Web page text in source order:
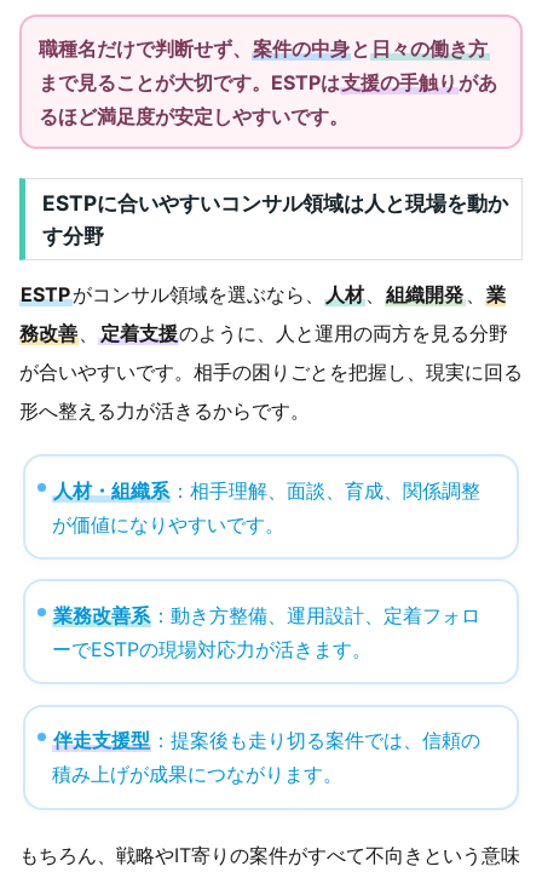
職種名だけで判断せず、 案件の中身と日々の働き方
まで見ることが大切です。ESTPは支援の手触りがあ
るほど満足度が安定しやすいです。
ESTPに合いやすいコンサル領域は人と現場を動か
す分野
ESTPがコンサル領域を選ぶなら、 人材、組織開発、 業
務改善、定着支援のように、人と運用の両方を見る分野
が合いやすいです。相手の困りごとを把握し、現実に回る
形へ整える力が活きるからです。
人材・組織系 ：相手理解、面談、育成、関係調整
が価値になりやすいです。
業務改善系 ：動き方整備、運用設計、定着フォロ
ーでESTPの現場対応力が活きます。
伴走支援型 ：提案後も走り切る案件では、信頼の
積み上げが成果につながります。
もちろん、戦略やIT寄りの案件がすべて不向きという意味